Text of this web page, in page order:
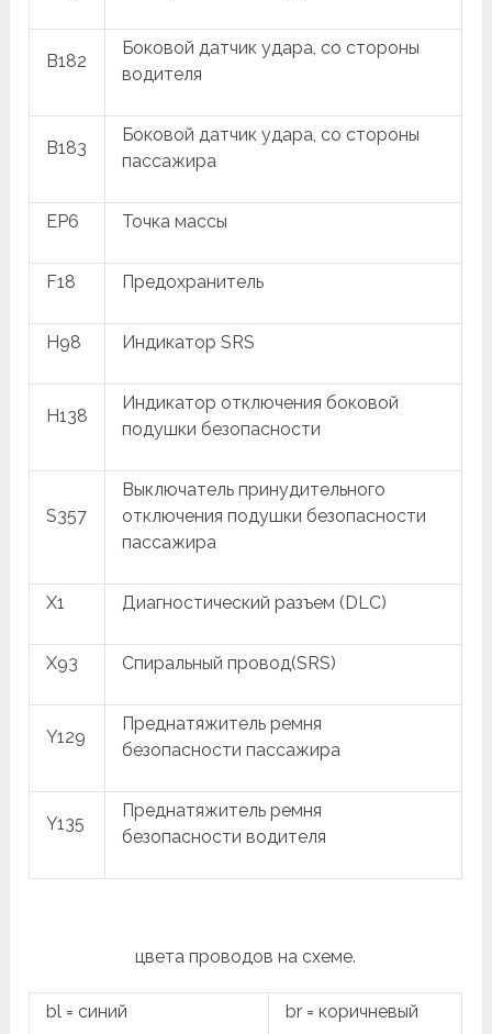
B182
Боковой датчик удара, со стороны
водителя
B183
Боковой датчик удара, со стороны
пассажира
EP6 Точка массы
F18 Предохранитель
H98 Индикатор SRS
H138
Индикатор отключения боковой
подушки безопасности
S357
Выключатель принудительного
отключения подушки безопасности
пассажира
X1 Диагностический разъем (DLC)
X93 Спиральный провод(SRS)
Y129
Преднатяжитель ремня
безопасности пассажира
Y135
Преднатяжитель ремня
безопасности водителя
цвета проводов на схеме.
bl = синий br = коричневый